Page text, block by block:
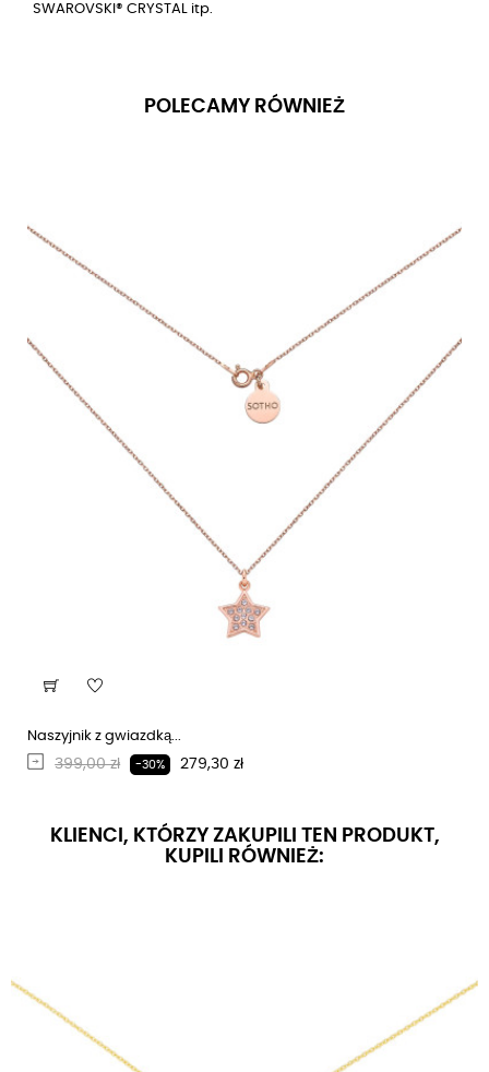
SWAROVSKI® CRYSTAL itp.
POLECAMY RÓWNIEŻ
Naszyjnik z gwiazdką...
Regularna cena
399,00 zł -30% Cena
279,30 zł
KLIENCI, KTÓRZY ZAKUPILI TEN PRODUKT,
KUPILI RÓWNIEŻ: